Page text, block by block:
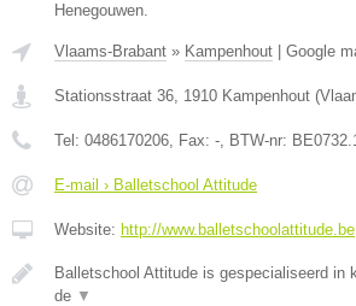
Henegouwen.
Vlaams-Brabant » Kampenhout Google
Stationsstraat 36, 1910 Kampenhout (
Tel: 0486170206, Fax: -, BTW-nr:
E-mail › Balletschool Attitude
Website: http://www.balletschoolattitude.be
Balletschool Attitude is gespecialiseerd in
de ▼